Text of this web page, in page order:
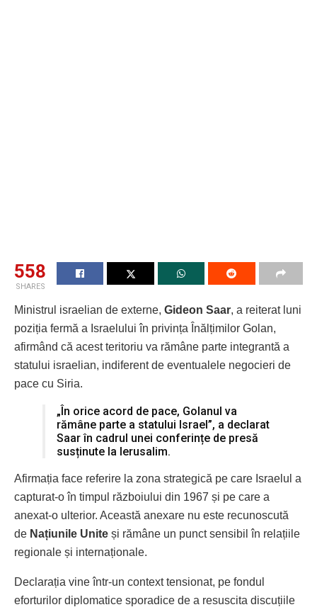
558
SHARES
Ministrul israelian de externe, Gideon Saar, a reiterat luni
poziția fermă a Israelului în privința Înălțimilor Golan,
afirmând că acest teritoriu va rămâne parte integrantă a
statului israelian, indiferent de eventualele negocieri de
pace cu Siria.
„În orice acord de pace, Golanul va
rămâne parte a statului Israel”, a declarat
Saar în cadrul unei conferințe de presă
susținute la Ierusalim.
Afirmația face referire la zona strategică pe care Israelul a
capturat-o în timpul războiului din 1967 și pe care a
anexat-o ulterior. Această anexare nu este recunoscută
de Națiunile Unite și rămâne un punct sensibil în relațiile
regionale și internaționale.
Declarația vine într-un context tensionat, pe fondul
eforturilor diplomatice sporadice de a resuscita discuțiile